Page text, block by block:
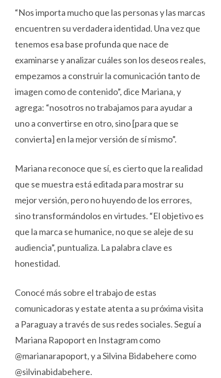
“Nos importa mucho que las personas y las marcas
encuentren su verdadera identidad. Una vez que
tenemos esa base profunda que nace de
examinarse y analizar cuáles son los deseos reales,
empezamos a construir la comunicación tanto de
imagen como de contenido”, dice Mariana, y
agrega: “nosotros no trabajamos para ayudar a
uno a convertirse en otro, sino [para que se
convierta] en la mejor versión de sí mismo”.
Mariana reconoce que sí, es cierto que la realidad
que se muestra está editada para mostrar su
mejor versión, pero no huyendo de los errores,
sino transformándolos en virtudes. “El objetivo es
que la marca se humanice, no que se aleje de su
audiencia”, puntualiza. La palabra clave es
honestidad.
Conocé más sobre el trabajo de estas
comunicadoras y estate atenta a su próxima visita
a Paraguay a través de sus redes sociales. Seguí a
Mariana Rapoport en Instagram como
@marianarapoport, y a Silvina Bidabehere como
@silvinabidabehere.